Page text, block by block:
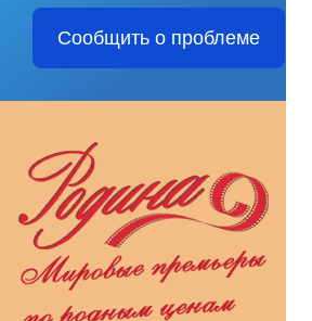
Сообщить о проблеме